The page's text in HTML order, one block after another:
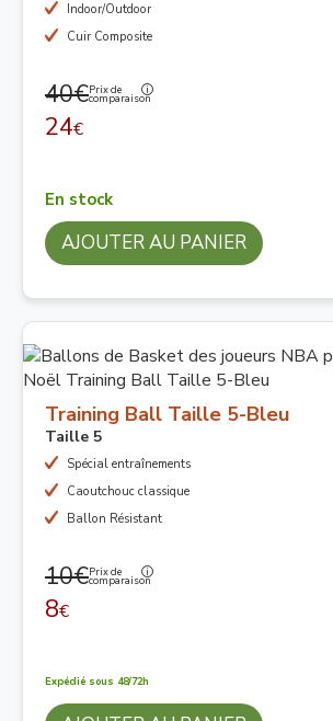
Indoor/Outdoor
Cuir Composite
40€Prix de
comparaison
24€
En stock
AJOUTER AU PANIER
Training Ball Taille 5-Bleu
Taille 5
Spécial entraînements
Caoutchouc classique
Ballon Résistant
10€Prix de
comparaison
8€
Expédié sous 48/72h